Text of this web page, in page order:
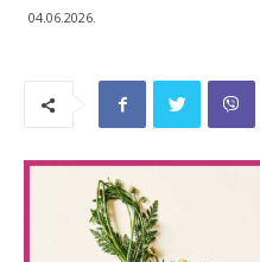
04.06.2026.